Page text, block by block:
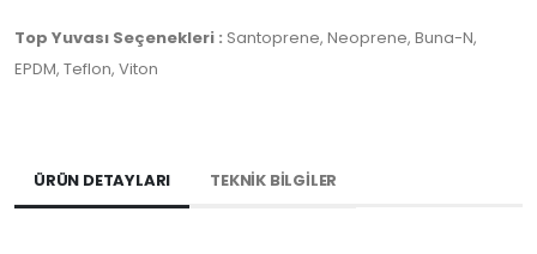
Top Yuvası Seçenekleri : Santoprene, Neoprene, Buna-N,
EPDM, Teflon, Viton
ÜRÜN DETAYLARI TEKNİK BİLGİLER